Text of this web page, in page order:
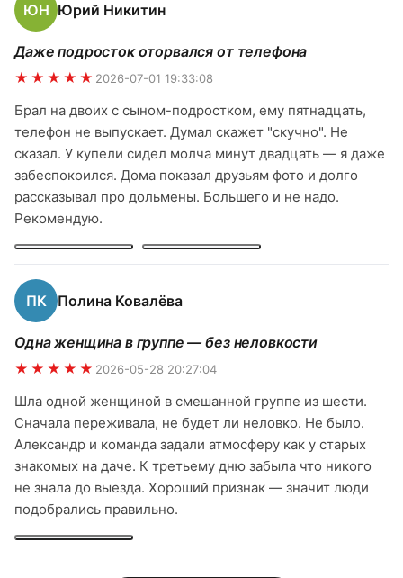
всё было четко, без накладок. Однозначно рекомендую
и обязательно вернёмся ещё!
ЮН Юрий Никитин
Даже подросток оторвался от телефона
★★★★★ 2026-07-01 19:33:08
Брал на двоих с сыном-подростком, ему пятнадцать,
телефон не выпускает. Думал скажет "скучно". Не
сказал. У купели сидел молча минут двадцать — я даже
забеспокоился. Дома показал друзьям фото и долго
рассказывал про дольмены. Большего и не надо.
Рекомендую.
ПК Полина Ковалёва
Одна женщина в группе — без неловкости
★★★★★ 2026-05-28 20:27:04
Шла одной женщиной в смешанной группе из шести.
Сначала переживала, не будет ли неловко. Не было.
Александр и команда задали атмосферу как у старых
знакомых на даче. К третьему дню забыла что никого
не знала до выезда. Хороший признак — значит люди
подобрались правильно.